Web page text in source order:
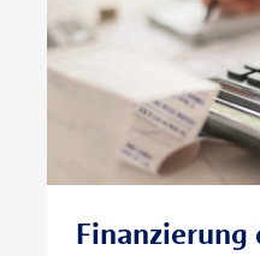
Finanzierung